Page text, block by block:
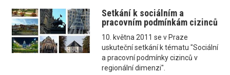
Setkání k sociálním a
pracovním podmínkám cizinců
10. května 2011 se v Praze
uskuteční setkání k tématu "Sociální
a pracovní podmínky cizinců v
regionální dimenzi".